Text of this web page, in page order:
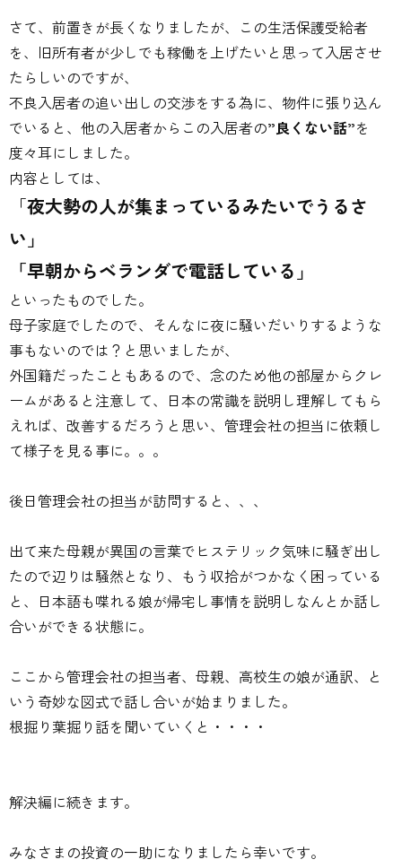
さて、前置きが長くなりましたが、この生活保護受給者
を、旧所有者が少しでも稼働を上げたいと思って入居させ
たらしいのですが、
不良入居者の追い出しの交渉をする為に、物件に張り込ん
でいると、他の入居者からこの入居者の”良くない話”を
度々耳にしました。
内容としては、
「夜大勢の人が集まっているみたいでうるさ
い」
「早朝からベランダで電話している」
といったものでした。
母子家庭でしたので、そんなに夜に騒いだいりするような
事もないのでは？と思いましたが、
外国籍だったこともあるので、念のため他の部屋からクレ
ームがあると注意して、日本の常識を説明し理解してもら
えれば、改善するだろうと思い、管理会社の担当に依頼し
て様子を見る事に。。。
後日管理会社の担当が訪問すると、、、
出て来た母親が異国の言葉でヒステリック気味に騒ぎ出し
たので辺りは騒然となり、もう収拾がつかなく困っている
と、日本語も喋れる娘が帰宅し事情を説明しなんとか話し
合いができる状態に。
ここから管理会社の担当者、母親、高校生の娘が通訳、と
いう奇妙な図式で話し合いが始まりました。
根掘り葉掘り話を聞いていくと・・・・
解決編に続きます。
みなさまの投資の一助になりましたら幸いです。